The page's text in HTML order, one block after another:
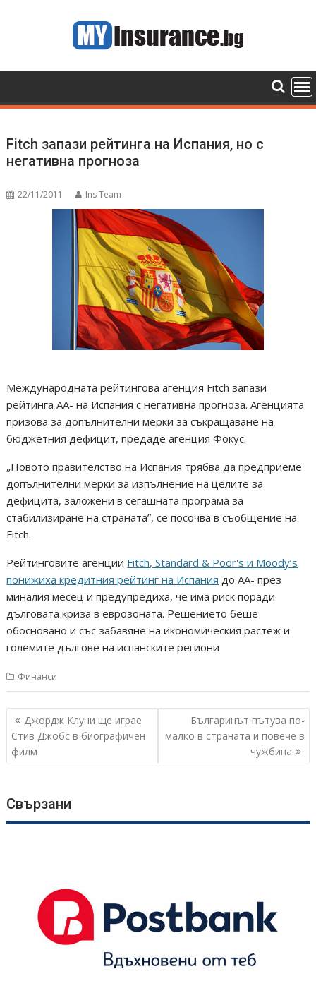
Fitch запази рейтинга на Испания, но с
негативна прогноза
22/11/2011 Ins Team
Международната рейтингова агенция Fitch запази
рейтинга АА- на Испания с негативна прогноза. Агенцията
призова за допълнителни мерки за съкращаване на
бюджетния дефицит, предаде агенция Фокус.
„Новото правителство на Испания трябва да предприеме
допълнителни мерки за изпълнение на целите за
дефицита, заложени в сегашната програма за
стабилизиране на страната”, се посочва в съобщение на
Fitch.
Рейтинговите агенции Fitch, Standard & Poor's и Moody’s
понижиха кредитния рейтинг на Испания до АА- през
миналия месец и предупредиха, че има риск поради
дълговата криза в еврозоната. Решението беше
обосновано и със забавяне на икономическия растеж и
големите дългове на испанските региони
Финанси
Навигация
Джордж Клуни ще играе
Стив Джобс в биографичен
филм
Българинът пътува по-
малко в страната и повече в
чужбина
Свързани